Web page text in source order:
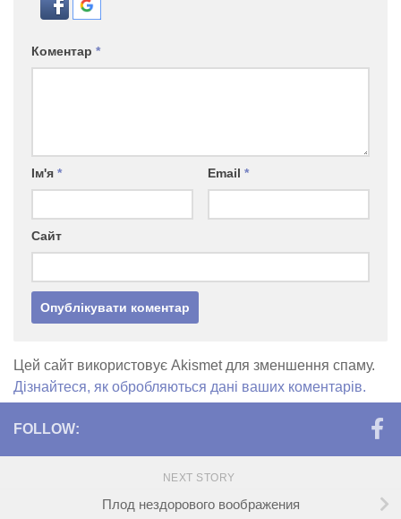
Коментар *
Ім'я * Email *
Сайт
Цей сайт використовує Akismet для зменшення спаму.
Дізнайтеся, як обробляються дані ваших коментарів.
FOLLOW:
NEXT STORY
Плод нездорового воображения